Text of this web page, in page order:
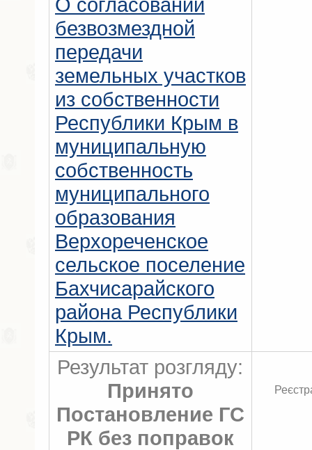
безвозмездной
передачи
земельных участков
из собственности
Республики Крым в
муниципальную
собственность
муниципального
образования
Верхореченское
сельское поселение
Бахчисарайского
района Республики
Крым.
Результат розгляду:
Принято
Постановление ГС
РК без поправок